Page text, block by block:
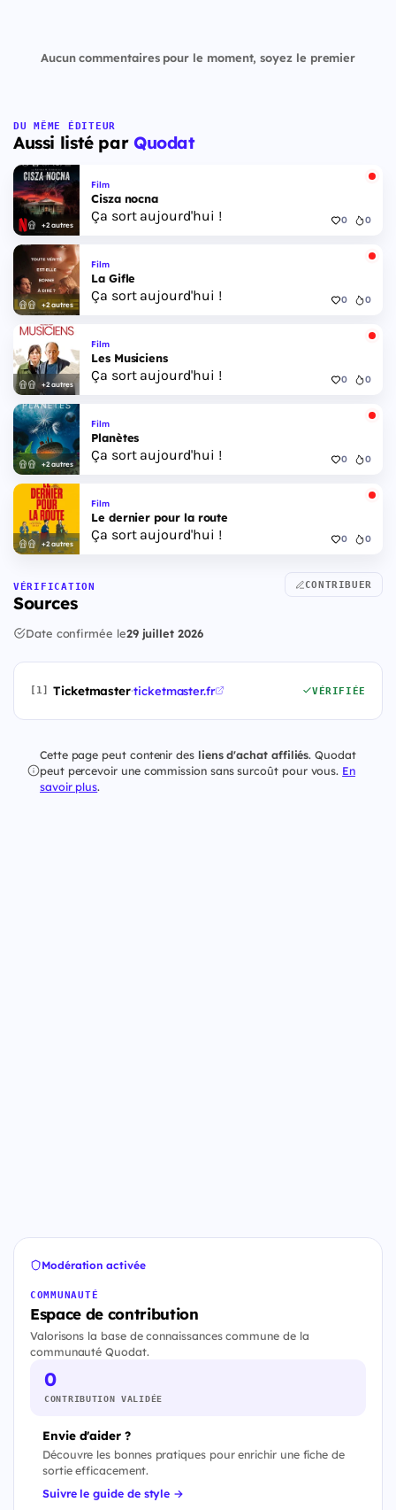
Aucun commentaires pour le moment, soyez le premier
DU MÊME ÉDITEUR
Aussi listé par Quodat
+2 autres
Film
Cisza nocna
Ça sort aujourd'hui ! 0 0
+2 autres
Film
La Gifle
Ça sort aujourd'hui ! 0 0
+2 autres
Film
Les Musiciens
Ça sort aujourd'hui ! 0 0
+2 autres
Film
Planètes
Ça sort aujourd'hui ! 0 0
+2 autres
Film
Le dernier pour la route
Ça sort aujourd'hui ! 0 0
VÉRIFICATION
Sources
CONTRIBUER
Date confirmée le29 juillet 2026
[1] Ticketmaster·ticketmaster.fr VÉRIFIÉE
Cette page peut contenir des liens d'achat affiliés. Quodat
peut percevoir une commission sans surcoût pour vous. En
savoir plus.
Modération activée
COMMUNAUTÉ
Espace de contribution
Valorisons la base de connaissances commune de la
communauté Quodat.
0
CONTRIBUTION VALIDÉE
Envie d'aider ?
Découvre les bonnes pratiques pour enrichir une fiche de
sortie efficacement.
Suivre le guide de style →